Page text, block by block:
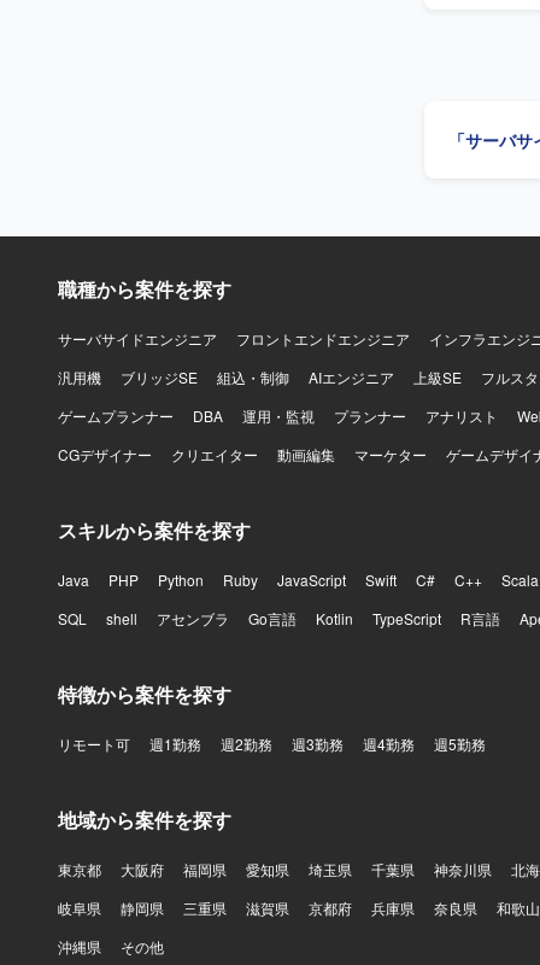
で一貫し
「サーバ
職種から案件を探す
サーバサイドエンジニア フロントエンドエンジニア
インフラエンジ
汎用機
ブリッジSE 組込・制御 AIエンジニア 上級SE
フルス
ゲームプランナー
DBA 運用・監視 プランナー アナリスト
CGデザイナー
クリエイター 動画編集 マーケター ゲームデザイ
スキルから案件を探す
Java PHP Python Ruby JavaScript Swift C# C++
Scala
SQL
shell アセンブラ Go言語 Kotlin TypeScript R言語
特徴から案件を探す
リモート可 週1勤務 週2勤務 週3勤務 週4勤務 週5勤務
地域から案件を探す
東京都 大阪府 福岡県 愛知県 埼玉県 千葉県 神奈川県
北
岐阜県
静岡県 三重県 滋賀県 京都府 兵庫県 奈良県
和歌
沖縄県
その他